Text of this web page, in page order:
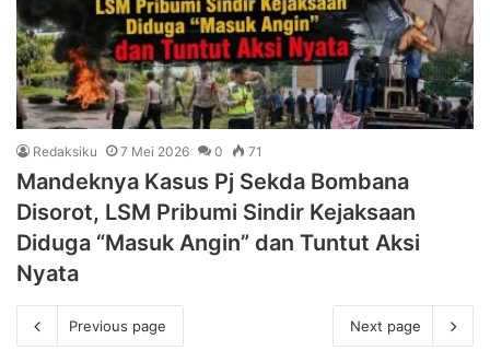
Redaksiku 7 Mei 2026 0 71
Mandeknya Kasus Pj Sekda Bombana
Disorot, LSM Pribumi Sindir Kejaksaan
Diduga “Masuk Angin” dan Tuntut Aksi
Nyata
Previous page Next page